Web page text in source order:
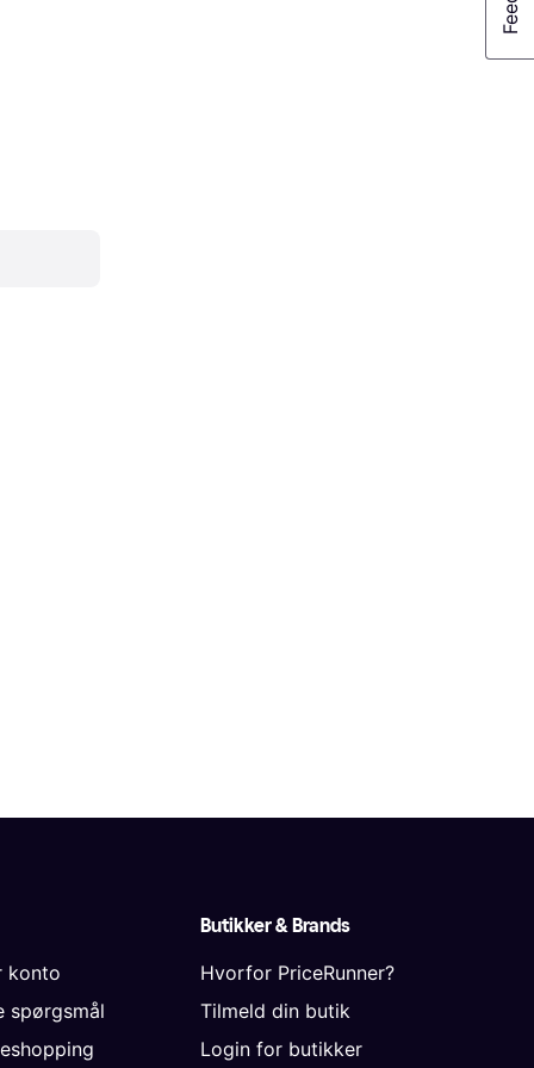
konto
spørgsmål
Butikker & Brands
Hvorfor PriceRunner?
Tilmeld din butik
Login for butikker